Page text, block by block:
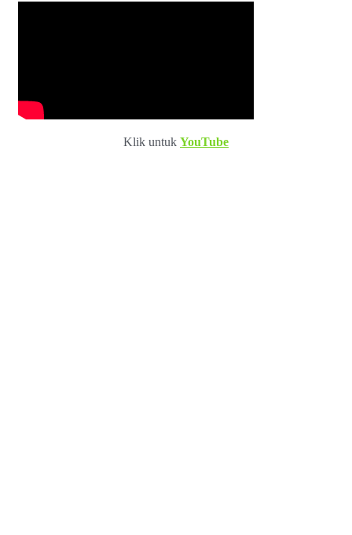
Klik untuk YouTube